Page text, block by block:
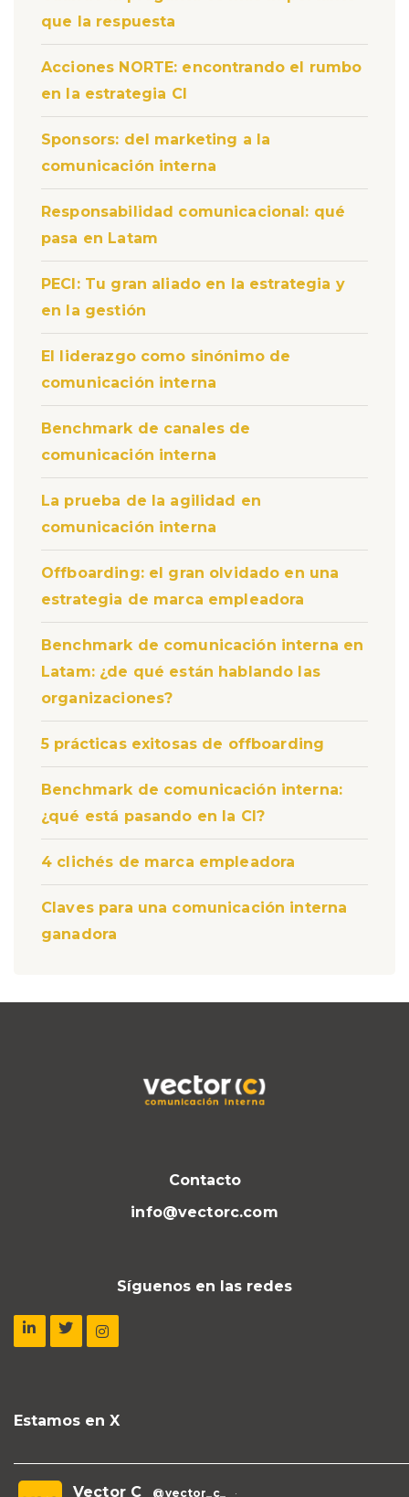
que la respuesta
Acciones NORTE: encontrando el rumbo
en la estrategia CI
Sponsors: del marketing a la
comunicación interna
Responsabilidad comunicacional: qué
pasa en Latam
PECI: Tu gran aliado en la estrategia y
en la gestión
El liderazgo como sinónimo de
comunicación interna
Benchmark de canales de
comunicación interna
La prueba de la agilidad en
comunicación interna
Offboarding: el gran olvidado en una
estrategia de marca empleadora
Benchmark de comunicación interna en
Latam: ¿de qué están hablando las
organizaciones?
5 prácticas exitosas de offboarding
Benchmark de comunicación interna:
¿qué está pasando en la CI?
4 clichés de marca empleadora
Claves para una comunicación interna
ganadora
Contacto
info@vectorc.com
Síguenos en las redes
Estamos en X
Vector C @vector_c_ ·